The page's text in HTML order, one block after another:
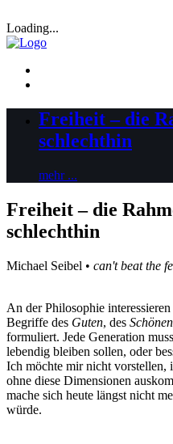
Loading...
Freiheit – die
schlechthin
mehr ...
Freiheit – die
schlechthin
Michael Seibel • can't beat the
An der Philosophie
Begriffe des Guten, des Schönen
formuliert. Jede Generation
lebendig bleiben sollen, oder
Ich möchte mir nicht vorstellen,
ohne diese Dimensionen
mache sich heute längst nicht
würde.